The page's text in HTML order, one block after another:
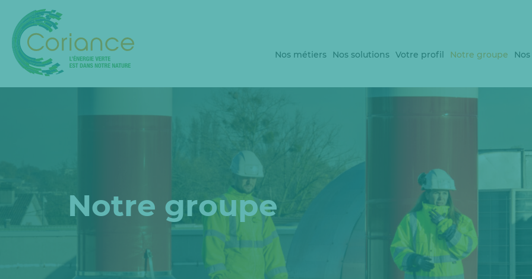
Nos métiers Nos solutions Votre profil Notre groupe
Notre groupe